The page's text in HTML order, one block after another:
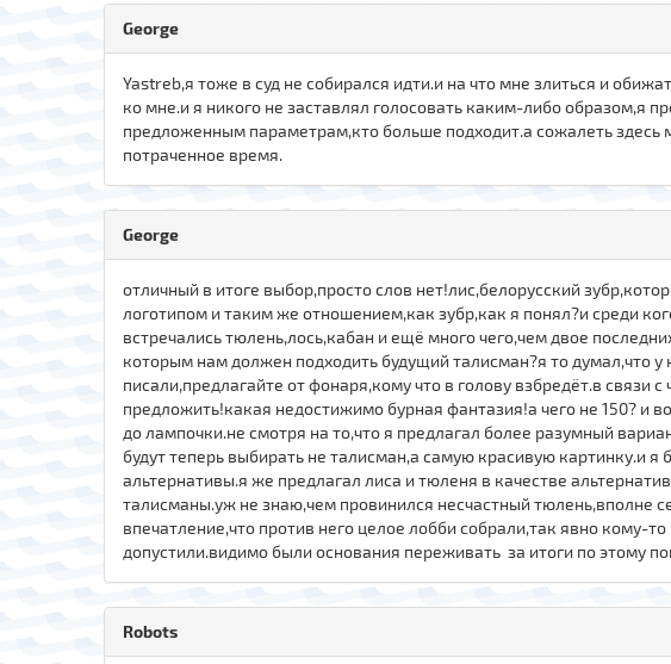
George
Yastreb,я тоже в суд не собирался идти.и на что мне злиться и
ко мне.и я никого не заставлял голосовать каким-либо образом,я
предложенным параметрам,кто больше подходит.а сожалеть здесь
потраченное время.
George
отличный в итоге выбор,просто слов нет!лис,белорусский
логотипом и таким же отношением,как зубр,как я понял?и среди
встречались тюлень,лось,кабан и ещё много чего,чем двое
которым нам должен подходить будущий талисман?я то думал,что
писали,предлагайте от фонаря,кому что в голову взбредёт.в
предложить!какая недостижимо бурная фантазия!а чего не 150? и
до лампочки.не смотря на то,что я предлагал более разумный
будут теперь выбирать не талисман,а самую красивую картинку.и
альтернативы.я же предлагал лиса и тюленя в качестве
талисманы.уж не знаю,чем провинился несчастный тюлень,вполне
впечатление,что против него целое лобби собрали,так явно кому-
допустили.видимо были основания переживать за итоги по этому
Robots